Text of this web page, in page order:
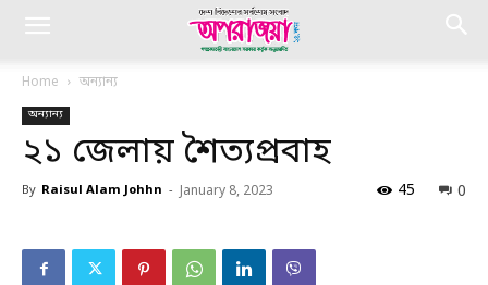
Home অন্যান্য
অন্যান্য
২১ জেলায় শৈত্যপ্রবাহ
By Raisul Alam Johhn - January 8, 2023 0
45